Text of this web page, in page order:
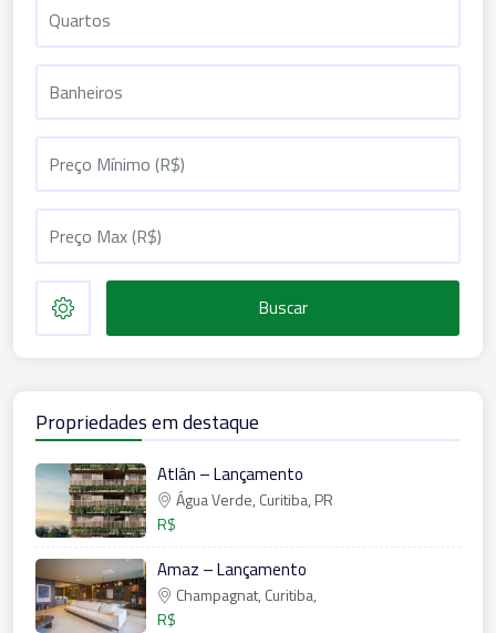
Buscar
Propriedades em destaque
Atlân – Lançamento
Água Verde, Curitiba, PR
R$
Amaz – Lançamento
Champagnat, Curitiba,
R$